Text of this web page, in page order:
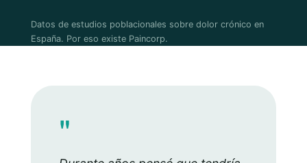
Datos de estudios poblacionales sobre dolor crónico en
España. Por eso existe Paincorp.
"